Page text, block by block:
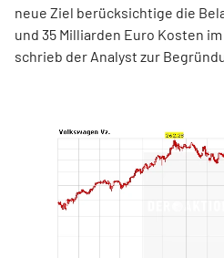
neue Ziel berücksichtige die
und 35 Milliarden Euro Kosten
schrieb der Analyst zur